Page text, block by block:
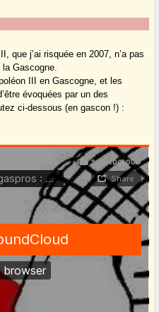
que j’ai risquée en 2007, n’a pas
la Gascogne.
III en Gascogne, et les
évoquées par un des
ci-dessous (en gascon !) :